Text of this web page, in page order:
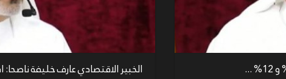
الخبير الاقتصادي عارف خليفة